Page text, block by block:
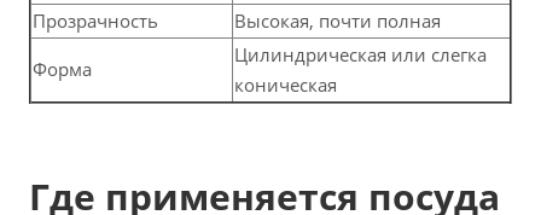
Прозрачность
Высокая, почти полная
Форма
Цилиндрическая или слегка
коническая
Где применяется посуда